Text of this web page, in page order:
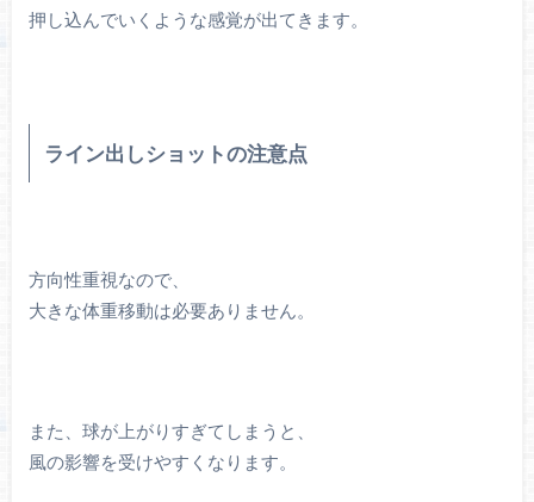
押し込んでいくような感覚が出てきます。
ライン出しショットの注意点
方向性重視なので、
大きな体重移動は必要ありません。
また、球が上がりすぎてしまうと、
風の影響を受けやすくなります。